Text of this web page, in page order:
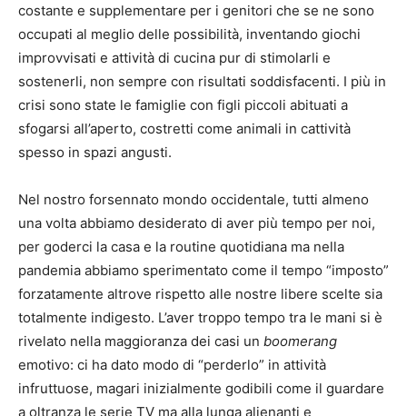
costante e supplementare per i genitori che se ne sono
occupati al meglio delle possibilità, inventando giochi
improvvisati e attività di cucina pur di stimolarli e
sostenerli, non sempre con risultati soddisfacenti. I più in
crisi sono state le famiglie con figli piccoli abituati a
sfogarsi all’aperto, costretti come animali in cattività
spesso in spazi angusti.
Nel nostro forsennato mondo occidentale, tutti almeno
una volta abbiamo desiderato di aver più tempo per noi,
per goderci la casa e la routine quotidiana ma nella
pandemia abbiamo sperimentato come il tempo “imposto”
forzatamente altrove rispetto alle nostre libere scelte sia
totalmente indigesto. L’aver troppo tempo tra le mani si è
rivelato nella maggioranza dei casi un boomerang
emotivo: ci ha dato modo di “perderlo” in attività
infruttuose, magari inizialmente godibili come il guardare
a oltranza le serie TV ma alla lunga alienanti e